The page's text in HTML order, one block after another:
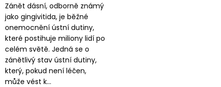
Zánět dásní, odborně známý
jako gingivitida, je běžné
onemocnění ústní dutiny,
které postihuje miliony lidí po
celém světě. Jedná se o
zánětlivý stav ústní dutiny,
který, pokud není léčen,
může vést k...